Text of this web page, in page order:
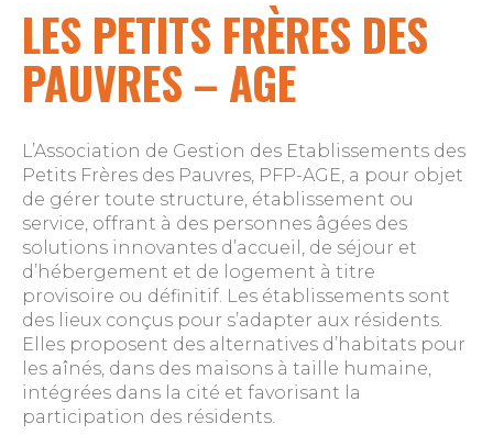
LES PETITS FRÈRES DES
PAUVRES – AGE
L’Association de Gestion des Etablissements des
Petits Frères des Pauvres, PFP-AGE, a pour objet
de gérer toute structure, établissement ou
service, offrant à des personnes âgées des
solutions innovantes d’accueil, de séjour et
d’hébergement et de logement à titre
provisoire ou définitif. Les établissements sont
des lieux conçus pour s’adapter aux résidents.
Elles proposent des alternatives d’habitats pour
les aînés, dans des maisons à taille humaine,
intégrées dans la cité et favorisant la
participation des résidents.